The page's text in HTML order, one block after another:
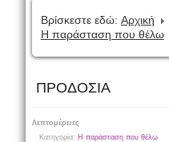
Βρίσκεστε εδώ: Αρχική
Η παράσταση που θέλω
ΠΡΟΔΟΣΙΑ
Λεπτομέρειες
Κατηγορία: Η παράσταση που θέλω